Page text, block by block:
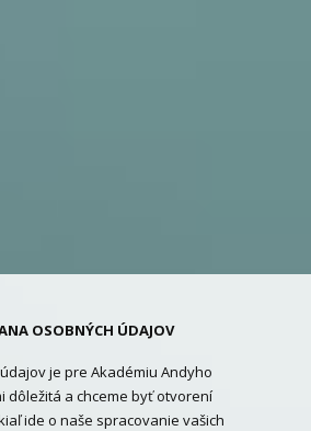
OSOBNÝCH ÚDAJOV
je pre Akadémiu Andyho
dôležitá a chceme byť otvorení
ide o naše spracovanie vašich